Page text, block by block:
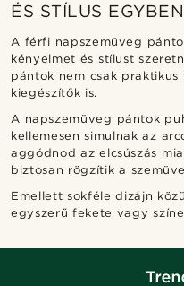
ÉS STÍLUS EGYBEN
A férfi napszemüveg
kényelmet és stílust
pántok nem csak
kiegészítők is.
A napszemüveg pántok
kellemesen simulnak az
aggódnod az elcsúszás
biztosan rögzítik a
Emellett sokféle dizájn
egyszerű fekete vagy